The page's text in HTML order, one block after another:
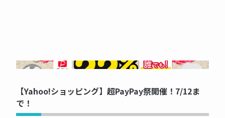
NOW PRINTING...
【Yahoo!ショッピング】超PayPay祭開催！7/12ま
で！